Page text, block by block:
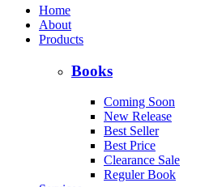
Home
About
Products
Books
Coming Soon
New Release
Best Seller
Best Price
Clearance Sale
Reguler Book